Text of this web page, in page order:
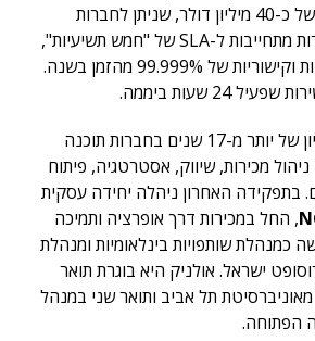
מחשוב ענן בהשקעה של כ-40 מיליון דולר, שניתן לחברות
אנטרפרייז. שתי החברות מתחייבות ל-SLA של "חמש תשיעיות",
שלדבריהן מבטא זמינות וקישוריות של 99.999% מהזמן בשנה.
24 שעות ביממה.
אולניק היא בעלת ניסיון של יותר מ-17 שנים בחברות תוכנה
מכירות, שיווק, אסטרטגיה, פיתוח
בתפקידה האחרון ניהלה יחידה עסקית
, החל במכירות דרך אופרציה ותמיכה
כמנהלת שותפויות בינלאומיות ומנהלת
ישראל. אולניק היא בוגרת תואר
מאוניברסיטת תל אביב ותואר שני במנהל
הפתוחה.